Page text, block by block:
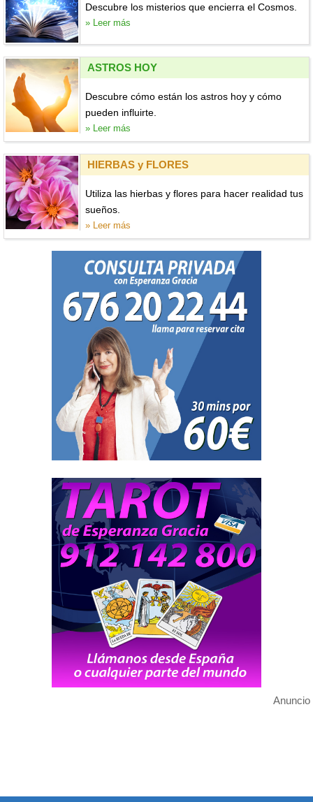
Descubre los misterios que encierra el Cosmos.
» Leer más
ASTROS HOY
Descubre cómo están los astros hoy y cómo
pueden influirte.
» Leer más
HIERBAS y FLORES
Utiliza las hierbas y flores para hacer realidad tus
sueños.
» Leer más
Anuncio